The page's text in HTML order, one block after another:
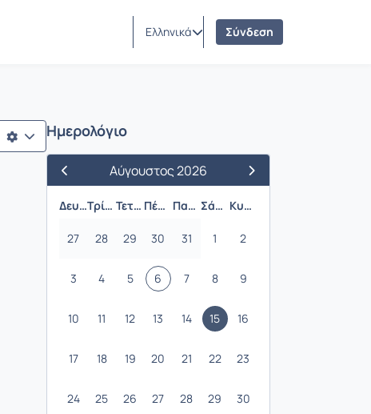
Ελληνικά Σύνδεση
Ημερολόγιο
Προηγούμενος Μήνας
Αύγουστος 2026
Επόμενος Μήνας
Δευτέρα
Τρίτη Τετάρτη Πέμπτη Παρασκευή Σάββατο Κυριακή
27 28 29 30 31 1 2
3 4 5 6 7 8 9
10 11 12 13 14 15 16
17 18 19 20 21 22 23
24 25 26 27 28 29 30